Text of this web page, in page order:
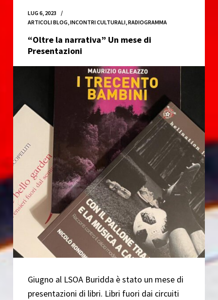
nuovo
ufficialmente
sgombero
LUG 6, 2023
ARTICOLI BLOG,INCONTRI CULTURALI,RADIOGRAMMA
“Oltre la narrativa” Un mese di
Presentazioni
Giugno al LSOA Buridda è stato un mese di
presentazioni di libri. Libri fuori dai circuiti